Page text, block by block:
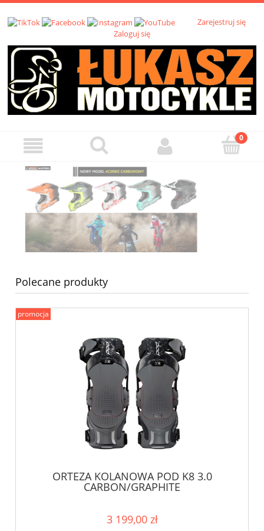
Zarejestruj się
Zaloguj się
Polecane produkty
ORTEZA KOLANOWA POD K8 3.0
CARBON/GRAPHITE
3 199,00 zł
promocja